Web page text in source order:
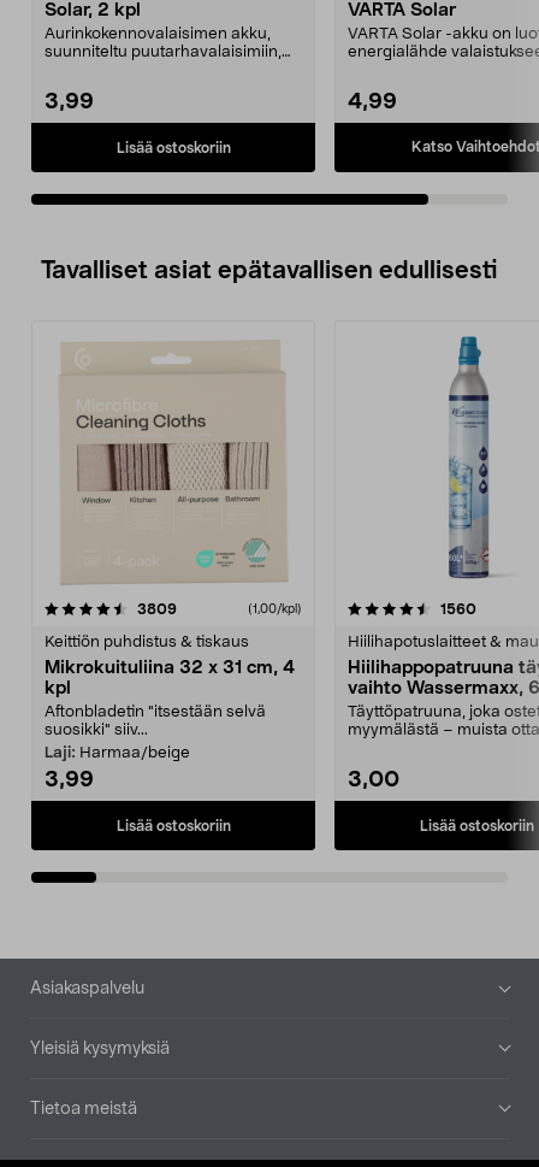
Solar, 2 kpl
Aurinkokennovalaisimen akku,
suunniteltu puutarhavalaisimiin,
3,99
Lisää ostoskoriin
VARTA Solar
VARTA Solar -akku on
energialähde
4,99
Katso
Tavalliset asiat epätavallisen edullisesti
3809arvostelut (1,00/kpl)
Keittiön puhdistus & tiskaus
Mikrokuituliina 32 x 31 cm, 4
kpl
Aftonbladetin "itsestään selvä
suosikki" siiv...
Laji: Harmaa/beige
3,99
Lisää ostoskoriin
4.5viidestä
1560
Hiilihapotuslaitteet &
Hiilihappopatruuna
vaihto Wassermaxx,
Täyttöpatruuna, joka
myymälästä – muista
3,00
Lisää ostoskoriin
4.5viidestä
Alatunniste
Asiakaspalvelu
Yleisiä kysymyksiä
Tietoa meistä